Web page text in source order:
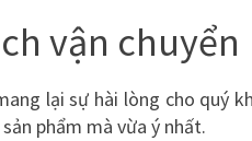
vận chuyển
lại sự hài lòng cho quý
phẩm mà vừa ý nhất.